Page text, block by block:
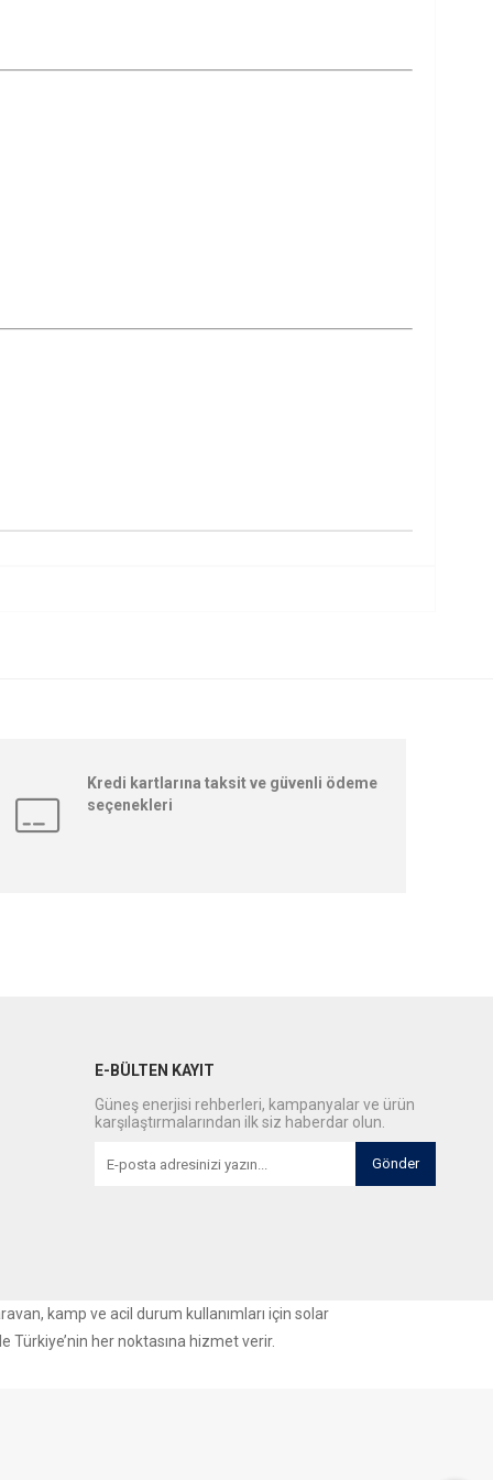
Kredi kartlarına taksit ve güvenli ödeme
seçenekleri
E-BÜLTEN KAYIT
Güneş enerjisi rehberleri, kampanyalar ve ürün
karşılaştırmalarından ilk siz haberdar olun.
Gönder
kamp ve acil durum kullanımları için solar
her noktasına hizmet verir.